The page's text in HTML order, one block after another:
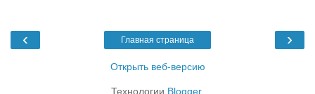
‹ ›
Главная страница
Открыть веб-версию
Технологии Blogger.